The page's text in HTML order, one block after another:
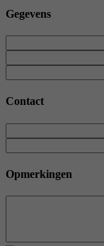
Gegevens
Contact
Opmerkingen